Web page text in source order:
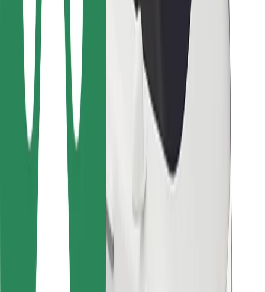
Bolt Food
Para propietarios de flota
Para restaurantes
Bolt para empresas
Otros
Proveedores
Términos y Condiciones
Seguridad
¡Conseguí un viaje en minutos!
Descargar la app de Bolt
Encontrá tu comida favorita
Descargar la app de Bolt Food